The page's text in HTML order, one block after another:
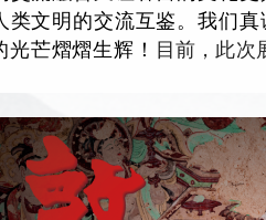
文明的交流互鉴。我们
芒熠熠生辉！ 目前，此次